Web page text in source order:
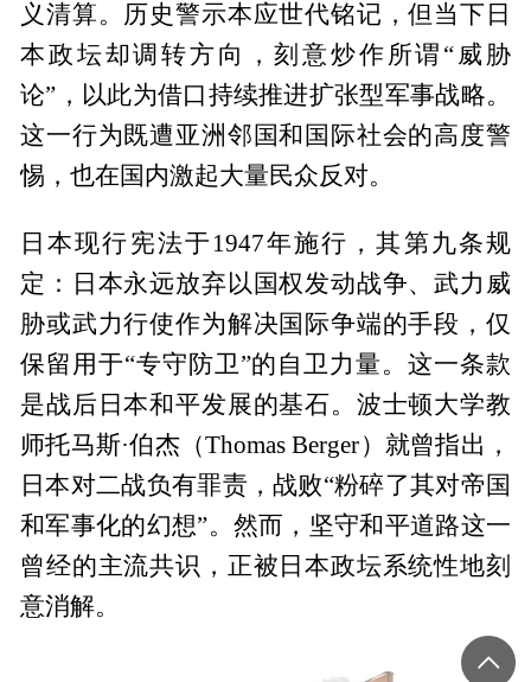
义清算。历史警示本应世代铭记，但当下日
本政坛却调转方向，刻意炒作所谓“威胁
论”，以此为借口持续推进扩张型军事战略。
这一行为既遭亚洲邻国和国际社会的高度警
惕，也在国内激起大量民众反对。
日本现行宪法于1947年施行，其第九条规
定：日本永远放弃以国权发动战争、武力威
胁或武力行使作为解决国际争端的手段，仅
保留用于“专守防卫”的自卫力量。这一条款
是战后日本和平发展的基石。波士顿大学教
师托马斯·伯杰（Thomas Berger）就曾指出，
日本对二战负有罪责，战败“粉碎了其对帝国
和军事化的幻想”。然而，坚守和平道路这一
曾经的主流共识，正被日本政坛系统性地刻
意消解。